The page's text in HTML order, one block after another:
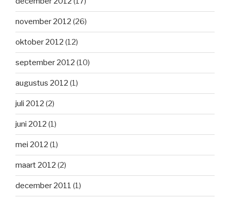
november 2012 (26)
oktober 2012 (12)
september 2012 (10)
augustus 2012 (1)
juli 2012 (2)
juni 2012 (1)
mei 2012 (1)
maart 2012 (2)
december 2011 (1)